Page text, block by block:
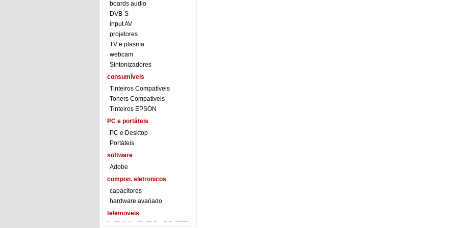
boards audio
DVB-S
input AV
projetores
TV e plasma
webcam
Sintonizadores
consumíveis
Tinteiros Compatíveis
Toners Compatíveis
Tinteiros EPSON
PC e portáteis
PC e Desktop
Portáteis
software
Adobe
compon. eletronicos
capacitores
hardware avariado
telemoveis